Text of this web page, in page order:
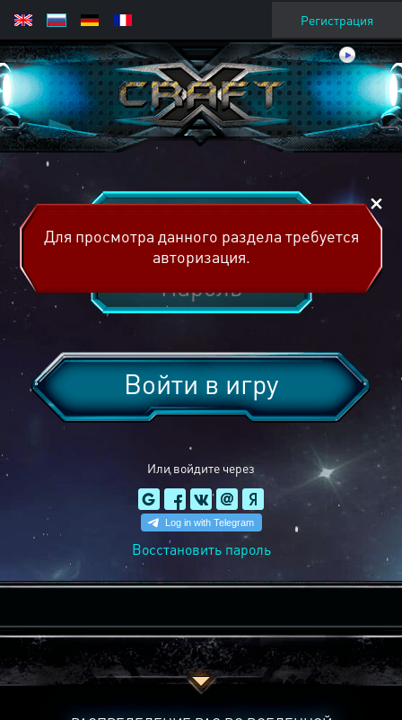
Регистрация
Или войдите через
Войти в игру
Восстановить пароль
Для просмотра данного раздела требуется
авторизация.